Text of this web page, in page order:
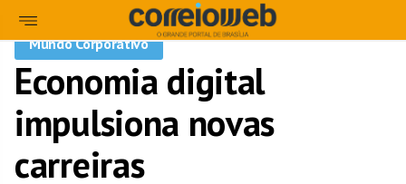
Mundo Corporativo
Economia digital
impulsiona novas
carreiras